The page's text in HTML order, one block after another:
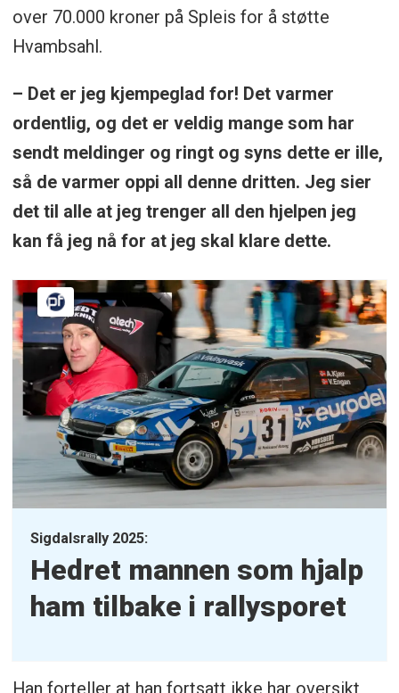
over 70.000 kroner på Spleis for å støtte
Hvambsahl.
– Det er jeg kjempeglad for! Det varmer
ordentlig, og det er veldig mange som har
sendt meldinger og ringt og syns dette er ille,
så de varmer oppi all denne dritten. Jeg sier
det til alle at jeg trenger all den hjelpen jeg
kan få jeg nå for at jeg skal klare dette.
Sigdalsrally 2025:
Hedret mannen som hjalp
ham tilbake i rallysporet